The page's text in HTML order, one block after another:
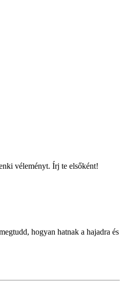
véleményt. Írj te elsőként!
hogyan hatnak a hajadra és